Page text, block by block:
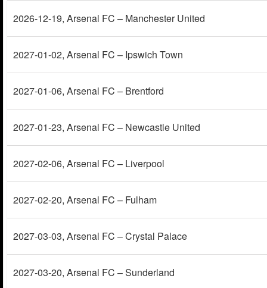
2026-12-19, Arsenal FC – Manchester United
2027-01-02, Arsenal FC – Ipswich Town
2027-01-06, Arsenal FC – Brentford
2027-01-23, Arsenal FC – Newcastle United
2027-02-06, Arsenal FC – Liverpool
2027-02-20, Arsenal FC – Fulham
2027-03-03, Arsenal FC – Crystal Palace
2027-03-20, Arsenal FC – Sunderland